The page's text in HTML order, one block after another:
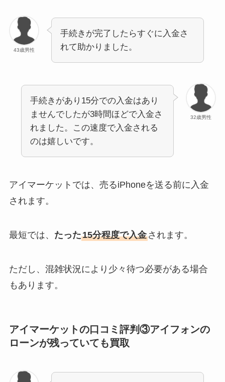
43歳男性
手続きが完了したらすぐに入金さ
れて助かりました。
32歳男性
手続きがあり15分での入金はあり
ませんでしたが3時間ほどで入金さ
れました。この速度で入金される
のは嬉しいです。
アイマーケットでは、売るiPhoneを送る前に入金
されます。
最短では、 たった15分程度で入金されます。
ただし、混雑状況により少々待つ必要がある場合
もあります。
アイマーケットの口コミ評判③アイフォンの
ローンが残っていても買取